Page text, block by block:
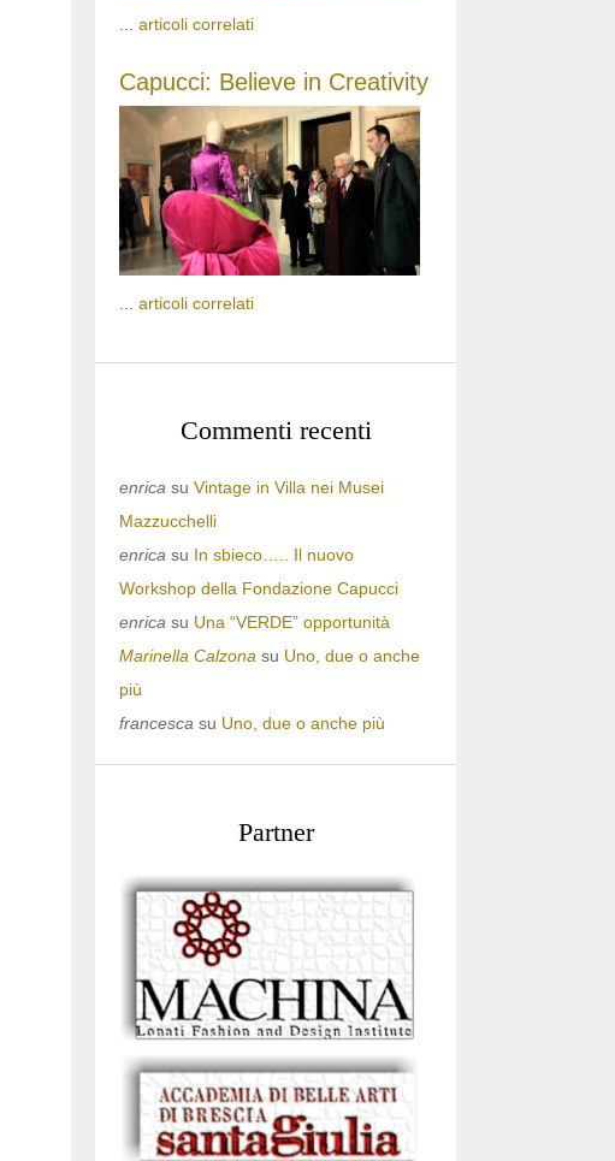
... articoli correlati
Capucci: Believe in Creativity
articoli correlati
Commenti recenti
enrica su Vintage in Villa nei Musei
Mazzucchelli
enrica su In sbieco….. Il nuovo
Workshop della Fondazione Capucci
enrica su Una “VERDE” opportunità
Marinella Calzona su Uno, due o anche
più
francesca su Uno, due o anche più
Partner